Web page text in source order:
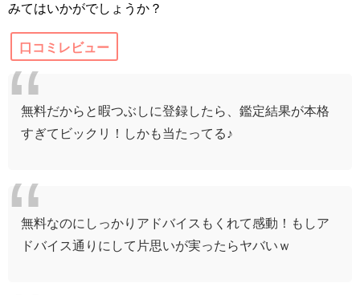
みてはいかがでしょうか？
口コミレビュー
無料だからと暇つぶしに登録したら、鑑定結果が本格
すぎてビックリ！しかも当たってる♪
無料なのにしっかりアドバイスもくれて感動！もしア
ドバイス通りにして片思いが実ったらヤバいｗ